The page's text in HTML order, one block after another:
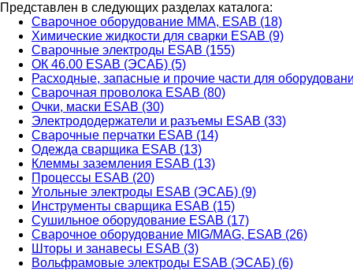
Представлен в следующих разделах каталога:
Сварочное оборудование ММА, ESAB (18)
Химические жидкости для сварки ESAB (9)
Сварочные электроды ESAB (155)
ОК 46.00 ESAB (ЭСАБ) (5)
Расходные, запасные и прочие части для
Сварочная проволока ESAB (80)
Очки, маски ESAB (30)
Электрододержатели и разъемы ESAB (33)
Сварочные перчатки ESAB (14)
Одежда сварщика ESAB (13)
Клеммы заземления ESAB (13)
Процессы ESAB (20)
Угольные электроды ESAB (ЭСАБ) (9)
Инструменты сварщика ESAB (15)
Сушильное оборудование ESAB (17)
Сварочное оборудование MIG/MAG, ESAB (26)
Шторы и занавесы ESAB (3)
Вольфрамовые электроды ESAB (ЭСАБ) (6)